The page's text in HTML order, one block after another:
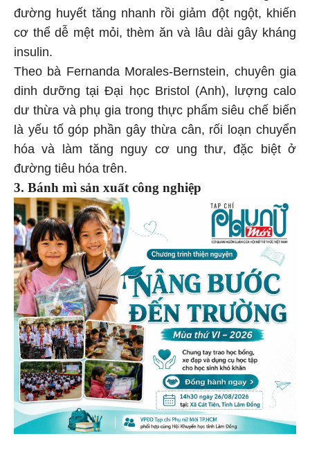
đường huyết tăng nhanh rồi giảm đột ngột, khiến
cơ thể dễ mệt mỏi, thèm ăn và lâu dài gây kháng
insulin.
Theo bà Fernanda Morales-Bernstein, chuyên gia
dinh dưỡng tại Đại học Bristol (Anh), lượng calo
dư thừa và phụ gia trong thực phẩm siêu chế biến
là yếu tố góp phần gây thừa cân, rối loạn chuyển
hóa và làm tăng nguy cơ ung thư, đặc biệt ở
đường tiêu hóa trên.
3. Bánh mì sản xuất công nghiệp